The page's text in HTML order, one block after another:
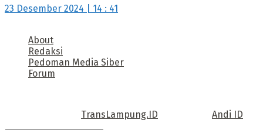
23 Desember 2024 | 14 : 41
About
Redaksi
Pedoman Media Siber
Forum
TransLampung.ID Andi ID